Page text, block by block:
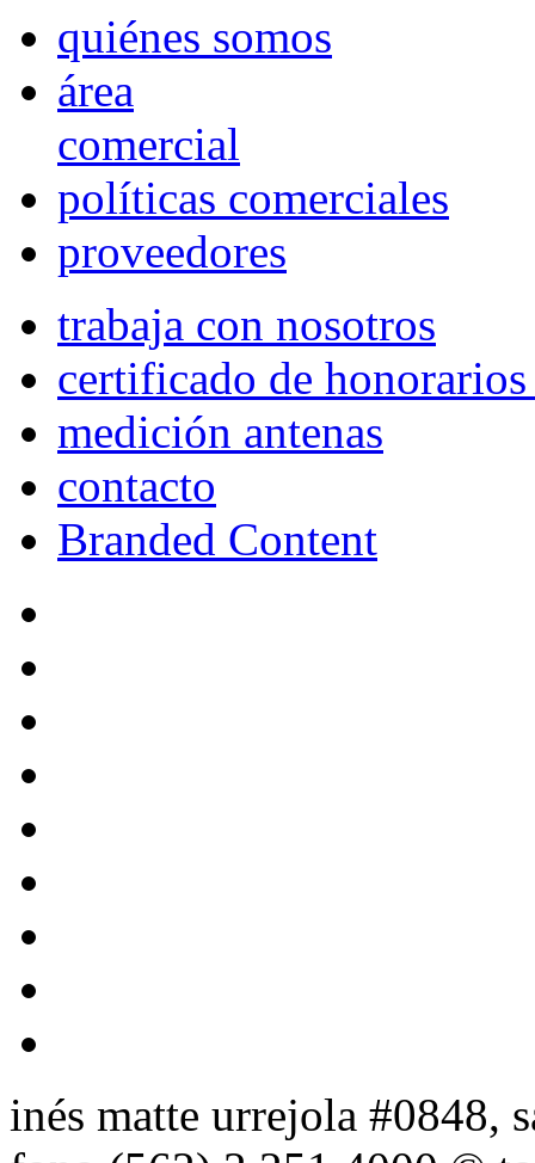
quiénes somos
área
comercial
políticas comerciales
proveedores
trabaja con nosotros
certificado de
medición antenas
contacto
Branded Content
inés matte urrejola #0848,